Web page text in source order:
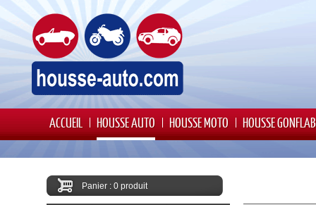
ACCUEIL HOUSSE AUTO HOUSSE MOTO HOUSSE
Panier : 0 produit